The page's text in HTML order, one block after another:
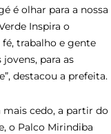
é olhar para a nossa
Inspira o
trabalho e gente
para as
destacou a prefeita.
mais cedo, a partir do
o Palco Mirindiba